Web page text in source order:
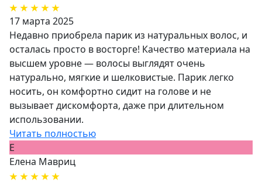
17 марта 2025
Недавно приобрела парик из натуральных волос, и
осталась просто в восторге! Качество материала на
высшем уровне — волосы выглядят очень
натурально, мягкие и шелковистые. Парик легко
носить, он комфортно сидит на голове и не
вызывает дискомфорта, даже при длительном
использовании.
Читать полностью
Е
Елена Мавриц